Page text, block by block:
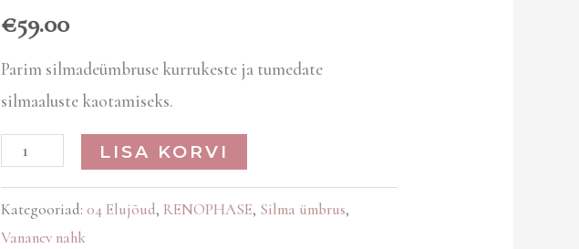
€59.00
Parim silmadeümbruse kurrukeste ja tumedate
silmaaluste kaotamiseks.
LISA KORVI
Kategooriad: 04 Elujõud, RENOPHASE, Silma ümbrus,
Vananev nahk